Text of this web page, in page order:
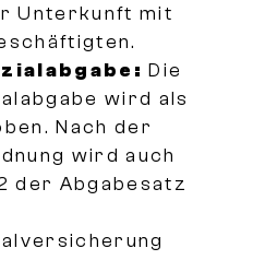
Unterkunft mit
Die
wird als
Nach der
wird auch
der Abgabesatz